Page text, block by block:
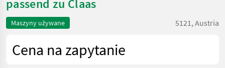
passend zu Claas
Maszyny używane 5121, Austria
Cena na zapytanie